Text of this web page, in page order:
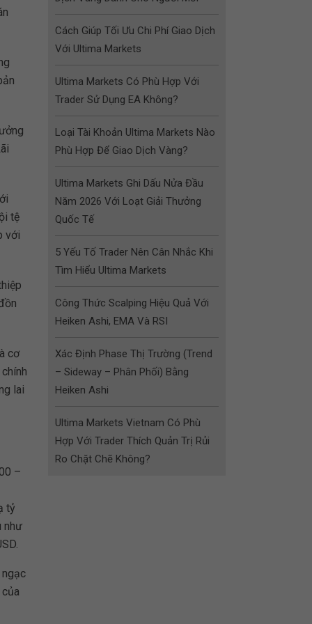
tệ
với
cơ
lai
–
tỷ
như
Cách Giúp Tối Ưu Chi Phí Giao Dịch
Với Ultima Markets
Ultima Markets Có Phù Hợp Với
Trader Sử Dụng EA Không?
Loại Tài Khoản Ultima Markets Nào
Phù Hợp Để Giao Dịch Vàng?
Ultima Markets Ghi Dấu Nửa Đầu
Năm 2026 Với Loạt Giải Thưởng
Quốc Tế
5 Yếu Tố Trader Nên Cân Nhắc Khi
Tìm Hiểu Ultima Markets
Công Thức Scalping Hiệu Quả Với
Heiken Ashi, EMA Và RSI
Xác Định Phase Thị Trường (Trend
– Sideway – Phân Phối) Bằng
Heiken Ashi
Ultima Markets Vietnam Có Phù
Hợp Với Trader Thích Quản Trị Rủi
Ro Chặt Chẽ Không?